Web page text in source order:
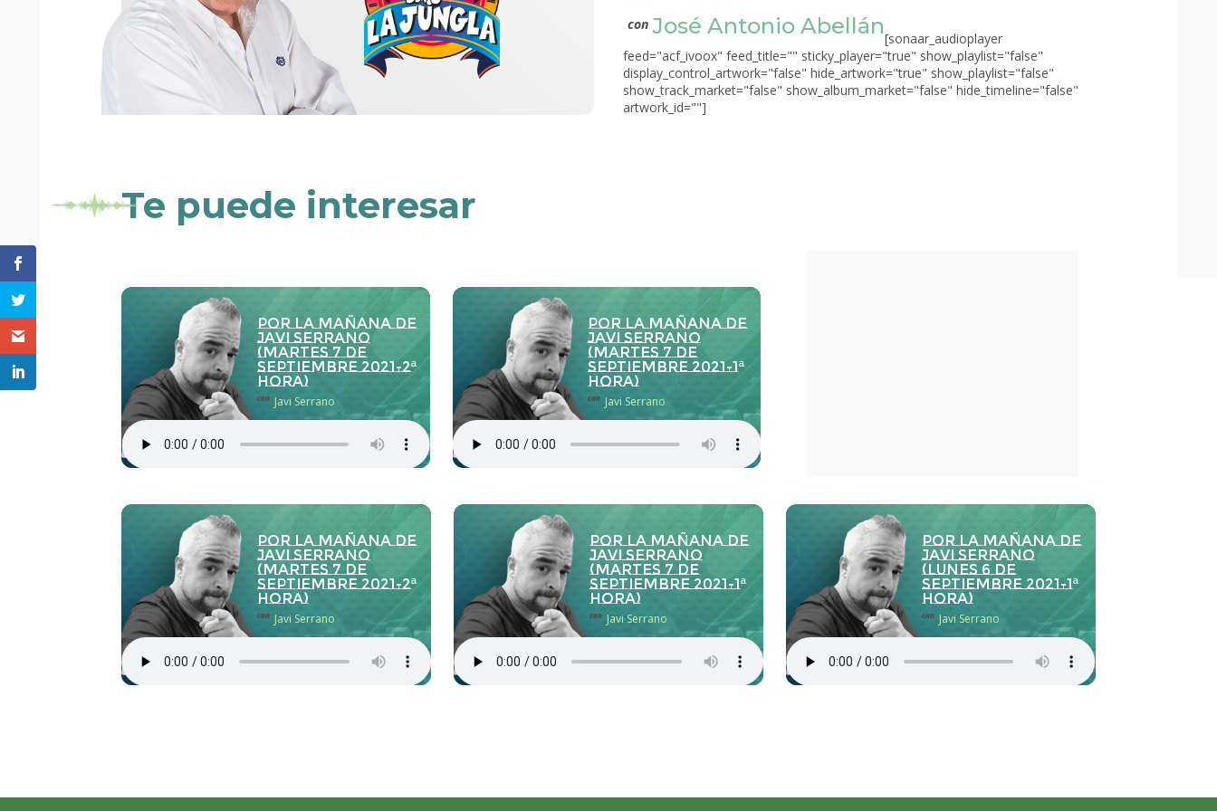
con José Antonio Abellán[sonaar_audioplayer
feed="acf_ivoox" feed_title="" sticky_player="true" show_playlist="false"
display_control_artwork="false" hide_artwork="true" show_playlist="false"
show_track_market="false" show_album_market="false" hide_timeline="false"
artwork_id=""]
Te puede interesar
Por la Mañana de
Javi Serrano
(martes 7 de
septiembre 2021-2ª
hora)
con Javi Serrano
Por la Mañana de
Javi Serrano
(martes 7 de
septiembre 2021-1ª
hora)
con Javi Serrano
Por la Mañana de
Javi Serrano
(martes 7 de
septiembre 2021-2ª
hora)
con Javi Serrano
Por la Mañana de
Javi Serrano
(martes 7 de
septiembre 2021-1ª
hora)
con Javi Serrano
Por la Mañana de
Javi Serrano
(lunes 6 de
septiembre 2021-1ª
hora)
con Javi Serrano